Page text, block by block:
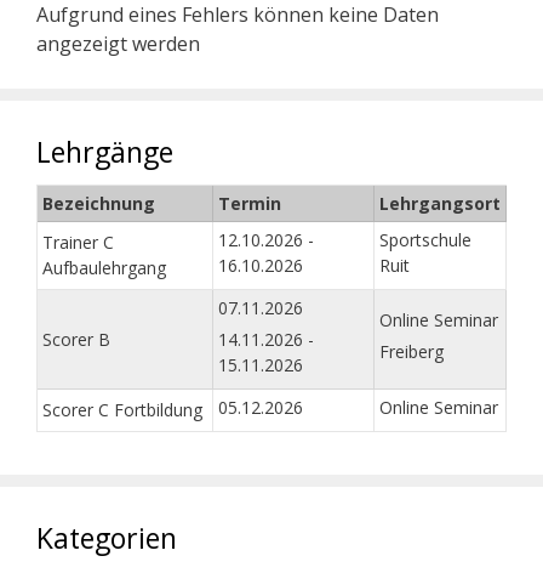
Aufgrund eines Fehlers können keine Daten
angezeigt werden
Lehrgänge
Bezeichnung Termin
Lehrgangsort
Trainer C
Aufbaulehrgang
12.10.2026 -
16.10.2026
Sportschule
Ruit
Scorer B
07.11.2026
14.11.2026 -
15.11.2026
Online Seminar
Freiberg
Scorer C Fortbildung 05.12.2026 Online Seminar
Kategorien